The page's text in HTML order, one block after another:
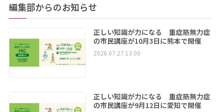
編集部からのお知らせ
正しい知識が力になる 重症筋無力症
の市民講座が10月3日に熊本で開催
2026.07.27 13:00
正しい知識が力になる 重症筋無力症
の市民講座が9月12日に愛知で開催